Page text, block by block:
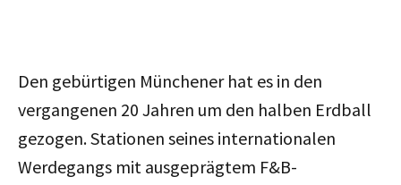
Den gebürtigen Münchener hat es in den
vergangenen 20 Jahren um den halben Erdball
gezogen. Stationen seines internationalen
Werdegangs mit ausgeprägtem F&B-